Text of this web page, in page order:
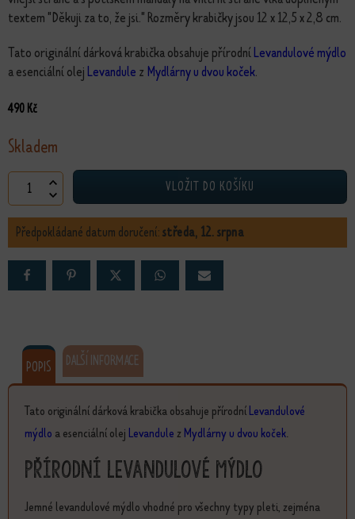
textem "Děkuji za to, že jsi." Rozměry krabičky jsou 12 x 12,5 x 2,8 cm.
Tato originální dárková krabička obsahuje přírodníLevandulové mýdlo
a esenciální olej Levandule z Mydlárny u dvou koček.
490 Kč
Skladem
Dárková sada s levandulovým mýdlem a esencí množství
VLOŽIT DO KOŠÍKU
Předpokládané datum doručení:středa, 12. srpna
POPIS DALŠÍ INFORMACE
Tato originální dárková krabička obsahuje přírodníLevandulové
mýdlo a esenciální olej Levandulez Mydlárny u dvou koček.
Přírodní levandulové mýdlo
Jemné levandulové mýdlo vhodné pro všechny typy pleti, zejména